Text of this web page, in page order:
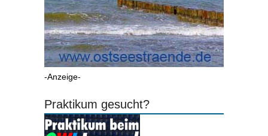
-Anzeige-
Praktikum gesucht?